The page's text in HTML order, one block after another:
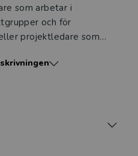
som arbetar i
och för
projektledare som
Boken är lämplig för